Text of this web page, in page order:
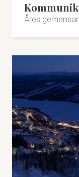
Åres